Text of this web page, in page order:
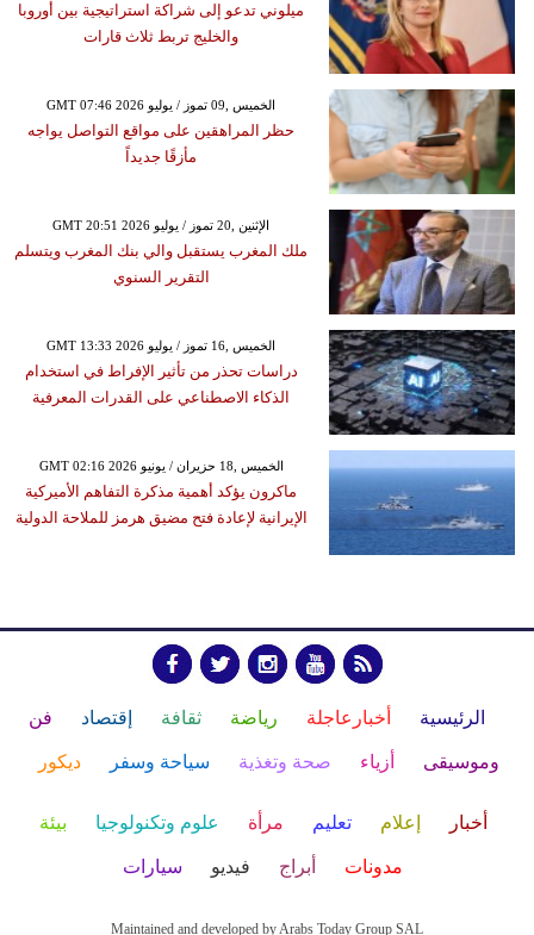
ميلوني تدعو إلى شراكة استراتيجية بين أوروبا
والخليج تربط ثلاث قارات
GMT 07:46 2026 الخميس ,09 تموز / يوليو
حظر المراهقين على مواقع التواصل يواجه
مأزقًا جديداً
GMT 20:51 2026 الإثنين ,20 تموز / يوليو
ملك المغرب يستقبل والي بنك المغرب ويتسلم
التقرير السنوي
GMT 13:33 2026 الخميس ,16 تموز / يوليو
دراسات تحذر من تأثير الإفراط في استخدام
الذكاء الاصطناعي على القدرات المعرفية
GMT 02:16 2026 الخميس ,18 حزيران / يونيو
ماكرون يؤكد أهمية مذكرة التفاهم الأميركية
الإيرانية لإعادة فتح مضيق هرمز للملاحة الدولية
الرئيسية أخبارعاجلة رياضة ثقافة إقتصاد فن
وموسيقى أزياء صحة وتغذية سياحة وسفر ديكور
أخبار إعلام تعليم مرأة علوم وتكنولوجيا بيئة
مدونات أبراج فيديو سيارات
Maintained and developed by Arabs Today Group SAL